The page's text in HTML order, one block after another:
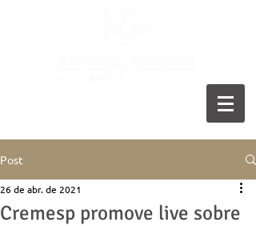
Post
Cremesp promove live sobre
26 de abr. de 2021